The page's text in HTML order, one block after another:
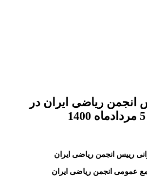
انجمن ریاضی ایران در
رییس انجمن ریاضی ایران
عمومی انجمن ریاضی ایران